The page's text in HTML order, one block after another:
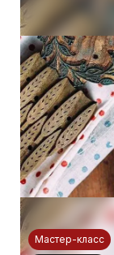
Мастер-класс